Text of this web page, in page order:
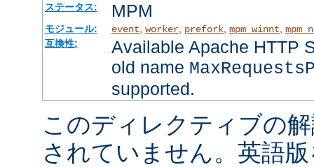
ステータス: MPM
モジュール: event worker, prefork, mpm_winnt
互換性:
Available Apache HTTP
old name
supported.
このディレクティブの
されていません。英語